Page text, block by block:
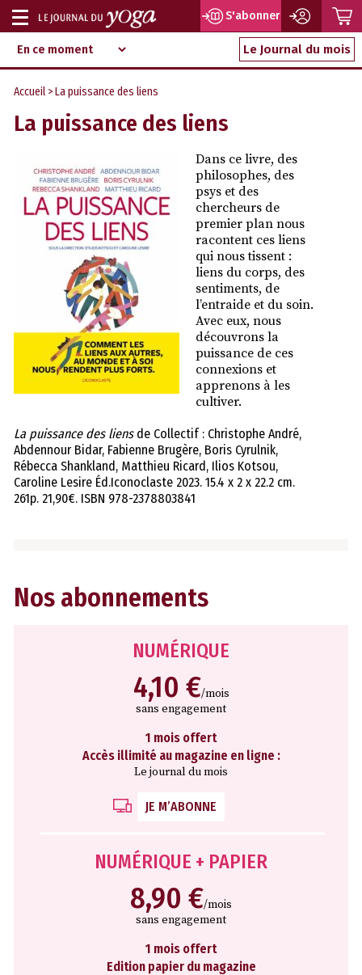
Aller
au
contenu
d‘information
indépendant
Afficher
ou
masquer
navigation
S'abonner
Le Journal du mois
Accueil > La puissance des liens
La puissance des liens
Dans ce livre, des
philosophes, des
psys et des
chercheurs de
premier plan nous
racontent ces liens
qui nous tissent :
liens du corps, des
sentiments, de
l’entraide et du soin.
Avec eux, nous
découvrons la
puissance de ces
connexions et
apprenons à les
cultiver.
La puissance des liensde Collectif : Christophe André,
Abdennour Bidar, Fabienne Brugère, Boris Cyrulnik,
Rébecca Shankland, Matthieu Ricard, Ilios Kotsou,
Caroline Lesire Éd.Iconoclaste 2023. 15.4 x 2 x 22.2 cm.
261p. 21,90€. ISBN 978-2378803841
Nos abonnements
NUMÉRIQUE
4,10 €/mois
sans engagement
1 mois offert
Accès illimité au magazine en ligne :
Le journal du mois
JE M’ABONNE
NUMÉRIQUE + PAPIER
8,90 €/mois
sans engagement
1 mois offert
Edition papier du magazine